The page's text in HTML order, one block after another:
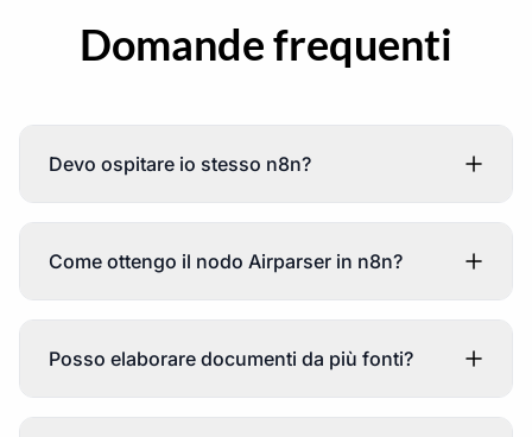
Domande frequenti
Devo ospitare io stesso n8n?
Come ottengo il nodo Airparser in n8n?
Posso elaborare documenti da più fonti?